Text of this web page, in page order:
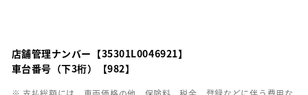
店舗管理ナンバー【35301L0046921】
車台番号（下3桁）【982】